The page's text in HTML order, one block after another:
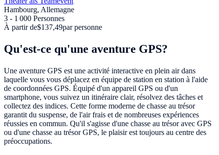
Hambourg, Allemagne
3 - 1 000 Personnes
À partir de$137,49par personne
Qu'est-ce qu'une aventure GPS?
Une aventure GPS est une activité interactive en plein air dans
laquelle vous vous déplacez en équipe de station en station à l'aide
de coordonnées GPS. Équipé d'un appareil GPS ou d'un
smartphone, vous suivez un itinéraire clair, résolvez des tâches et
collectez des indices. Cette forme moderne de chasse au trésor
garantit du suspense, de l'air frais et de nombreuses expériences
réussies en commun. Qu'il s'agisse d'une chasse au trésor avec GPS
ou d'une chasse au trésor GPS, le plaisir est toujours au centre des
préoccupations.